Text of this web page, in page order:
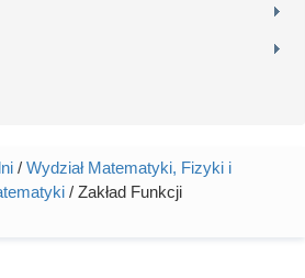
/ Wydział Matematyki, Fizyki i
/ Zakład Funkcji